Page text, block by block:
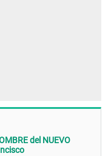
del NUEVO